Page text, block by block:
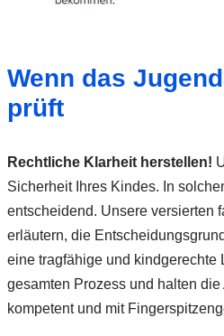
Wenn das
prüft
Rechtliche Klarheit herstellen!
Sicherheit Ihres Kindes. In
entscheidend. Unsere versierten
erläutern, die
eine tragfähige und kindgerechte
gesamten Prozess und halten
kompetent und mit